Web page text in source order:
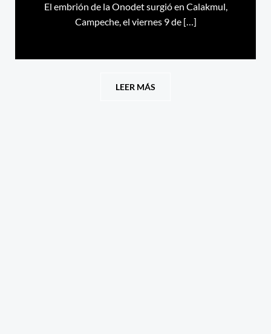
El embrión de la Onodet surgió en Calakmul,
Campeche, el viernes 9 de […]
LEER MÁS